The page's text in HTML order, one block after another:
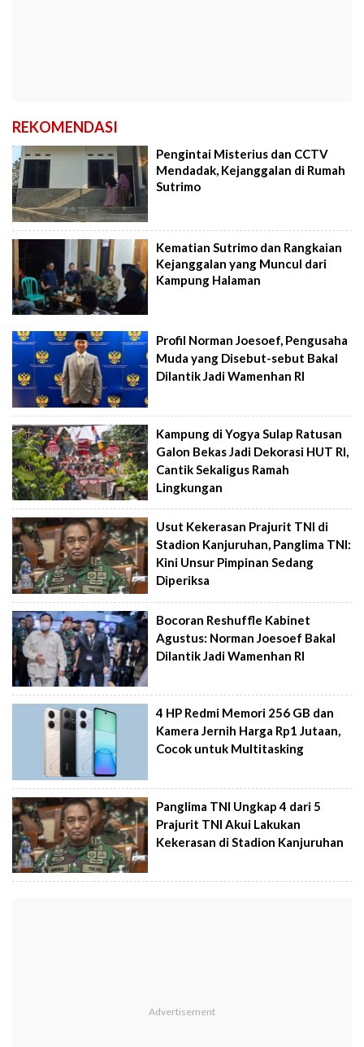
REKOMENDASI
Pengintai Misterius dan CCTV
Mendadak, Kejanggalan di Rumah
Sutrimo
Kematian Sutrimo dan Rangkaian
Kejanggalan yang Muncul dari
Kampung Halaman
Profil Norman Joesoef, Pengusaha
Muda yang Disebut-sebut Bakal
Dilantik Jadi Wamenhan RI
Kampung di Yogya Sulap Ratusan
Galon Bekas Jadi Dekorasi HUT RI,
Cantik Sekaligus Ramah
Lingkungan
Usut Kekerasan Prajurit TNI di
Stadion Kanjuruhan, Panglima TNI:
Kini Unsur Pimpinan Sedang
Diperiksa
Bocoran Reshuffle Kabinet
Agustus: Norman Joesoef Bakal
Dilantik Jadi Wamenhan RI
4 HP Redmi Memori 256 GB dan
Kamera Jernih Harga Rp1 Jutaan,
Cocok untuk Multitasking
Panglima TNI Ungkap 4 dari 5
Prajurit TNI Akui Lakukan
Kekerasan di Stadion Kanjuruhan